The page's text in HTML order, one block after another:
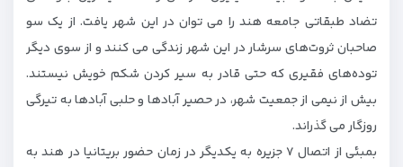
تضاد طبقاتی جامعه هند را می توان در این شهر یافت. از یک سو
صاحبان ثروت‌های سرشار در این شهر زندگی می کنند و از سوی دیگر
توده‌های فقیری که حتی قادر به سیر کردن شکم خویش نیستند.
بیش از نیمی از جمعیت شهر، در حصیر آبادها و حلبی آبادها به تیرگی
روزگار می گذراند.
بمبئی از اتصال ۷ جزیره به یکدیگر در زمان حضور بریتانیا در هند به